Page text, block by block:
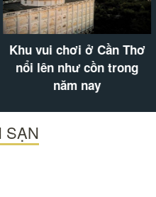
Khu vui chơi ở Cần Thơ
nổi lên như cồn trong
năm nay
SẠN